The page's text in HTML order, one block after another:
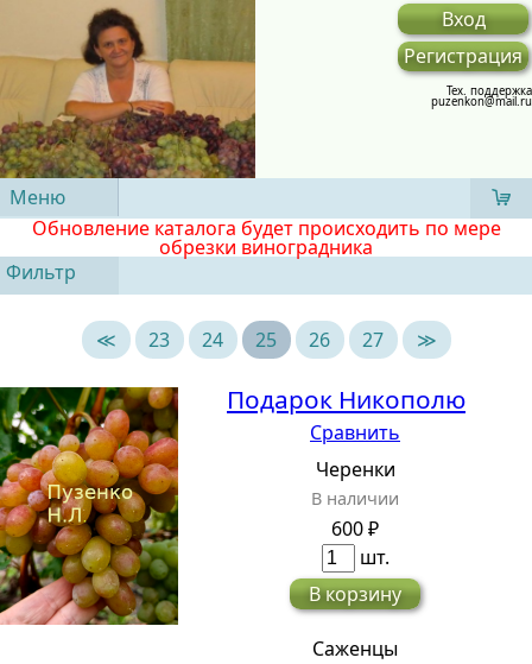
Вход
Регистрация
Тех. поддержка
puzenkon@mail.ru
Меню
Обновление каталога будет происходить по мере
обрезки виноградника
Фильтр
≪ 23 24 25 26 27 ≫
Подарок Никополю
Сравнить
Черенки
В наличии
600 ₽
шт.
В корзину
Саженцы